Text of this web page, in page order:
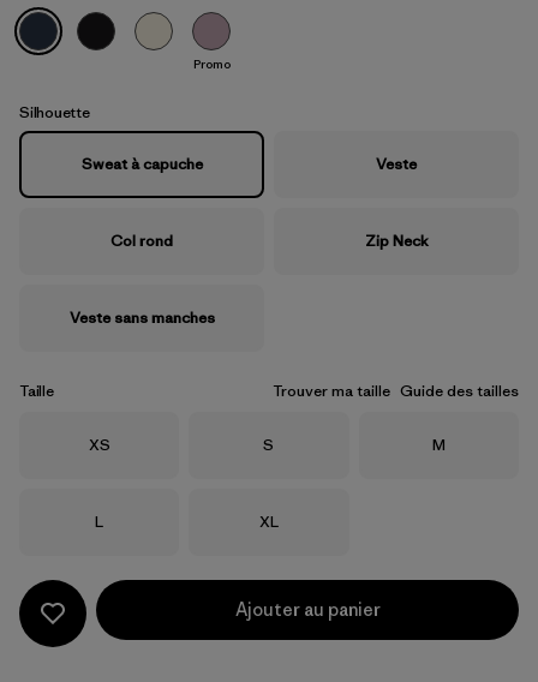
Smolder Blue
Promo
Silhouette
Sweat à capuche Veste
Col rond Zip Neck
Veste sans manches
Taille Trouver ma taille Guide des tailles
Taille
XS Taille
S Taille
M
Taille
L Taille
XL
Ajouter au panier